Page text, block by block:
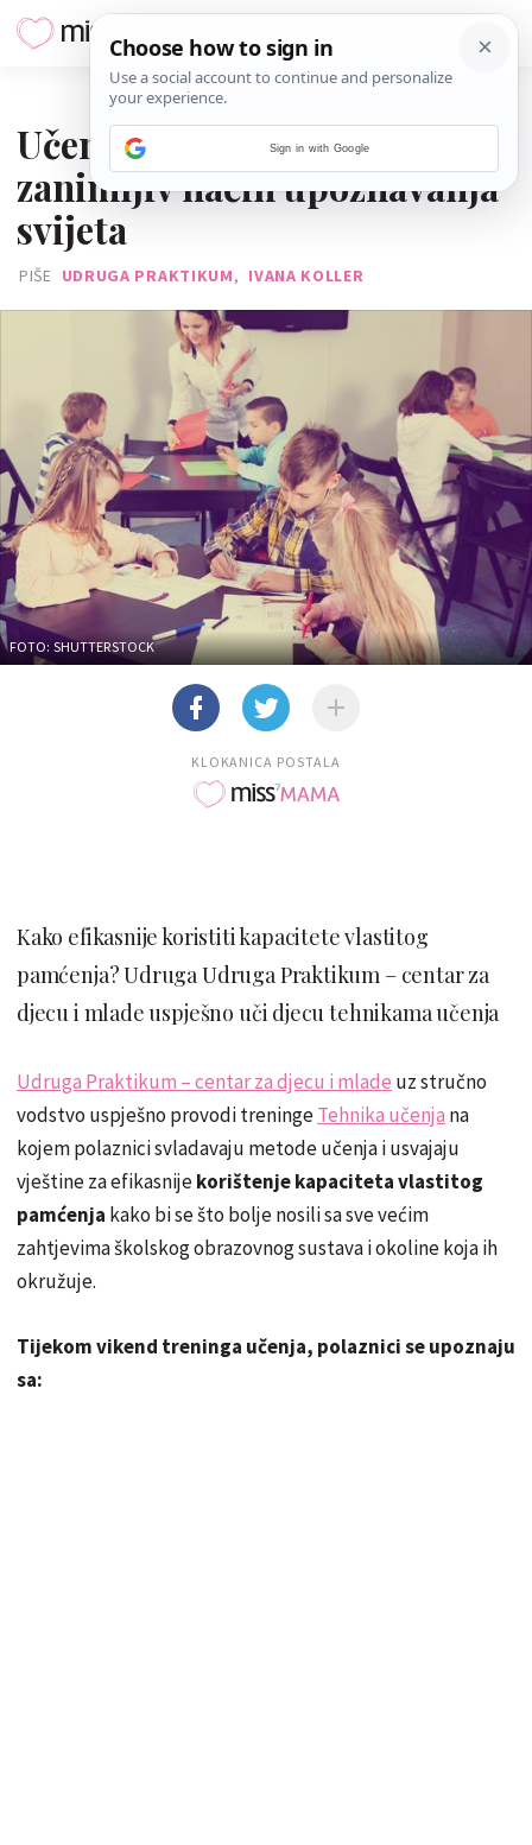
Učenje može biti aktivan i
zanimljiv način upoznavanja
svijeta
PIŠE UDRUGA PRAKTIKUM, IVANA KOLLER
FOTO: SHUTTERSTOCK
KLOKANICA POSTALA
Kako efikasnije koristiti kapacitete vlastitog
pamćenja? Udruga Udruga Praktikum – centar za
djecu i mlade uspješno uči djecu tehnikama učenja
Udruga Praktikum – centar za djecu i mlade uz stručno
vodstvo uspješno provodi treningeTehnika učenja na
kojem polaznici svladavaju metode učenja i usvajaju
vještine za efikasnijekorištenje kapaciteta vlastitog
pamćenja kako bi se što bolje nosili sa sve većim
zahtjevima školskog obrazovnog sustava i okoline koja ih
okružuje.
Tijekom vikend treninga učenja, polaznici se upoznaju
sa:
Sign in with Google